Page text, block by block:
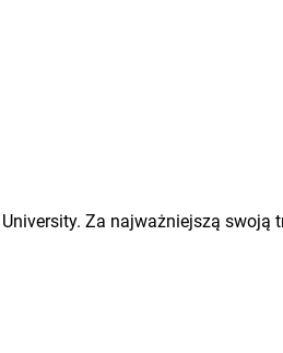
Za najważniejszą